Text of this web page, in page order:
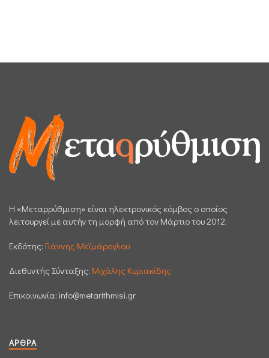
H «Μεταρρύθμιση» είναι ηλεκτρονικός κόμβος ο οποίος
λειτουργεί με αυτήν τη μορφή από τον Μάρτιο του 2012.
Εκδότης: Γιάννης Μεϊμάρογλου
Διεθυντής Σύνταξης: Μιχάλης Κυριακίδης
Επικοινωνία: info@metarithmisi.gr
ΆΡΘΡΑ